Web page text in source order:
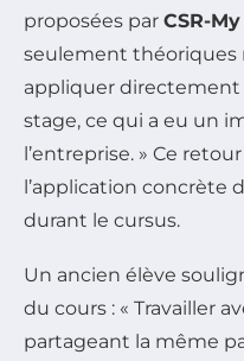
proposées par CSR-
seulement théoriques
appliquer directement
stage, ce qui a eu un
l’entreprise. » Ce
l’application concrète
durant le cursus.
Un ancien élève
du cours : « Travailler
partageant la même